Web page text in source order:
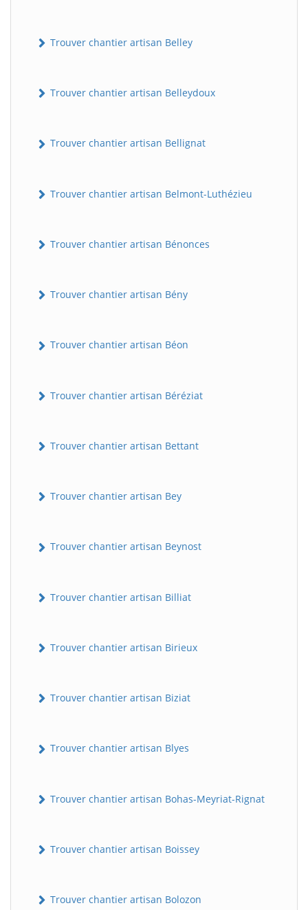
Trouver chantier artisan Belley
Trouver chantier artisan Belleydoux
Trouver chantier artisan Bellignat
Trouver chantier artisan Belmont-Luthézieu
Trouver chantier artisan Bénonces
Trouver chantier artisan Bény
Trouver chantier artisan Béon
Trouver chantier artisan Béréziat
Trouver chantier artisan Bettant
Trouver chantier artisan Bey
Trouver chantier artisan Beynost
Trouver chantier artisan Billiat
Trouver chantier artisan Birieux
Trouver chantier artisan Biziat
Trouver chantier artisan Blyes
Trouver chantier artisan Bohas-Meyriat-Rignat
Trouver chantier artisan Boissey
Trouver chantier artisan Bolozon